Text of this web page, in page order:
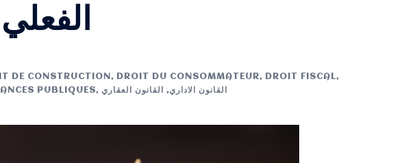
DE CONSTRUCTION , DROIT DU CONSOMMATEUR, DROIT FISCAL,
PUBLIQUES, القانون الاداري, القانون العقاري